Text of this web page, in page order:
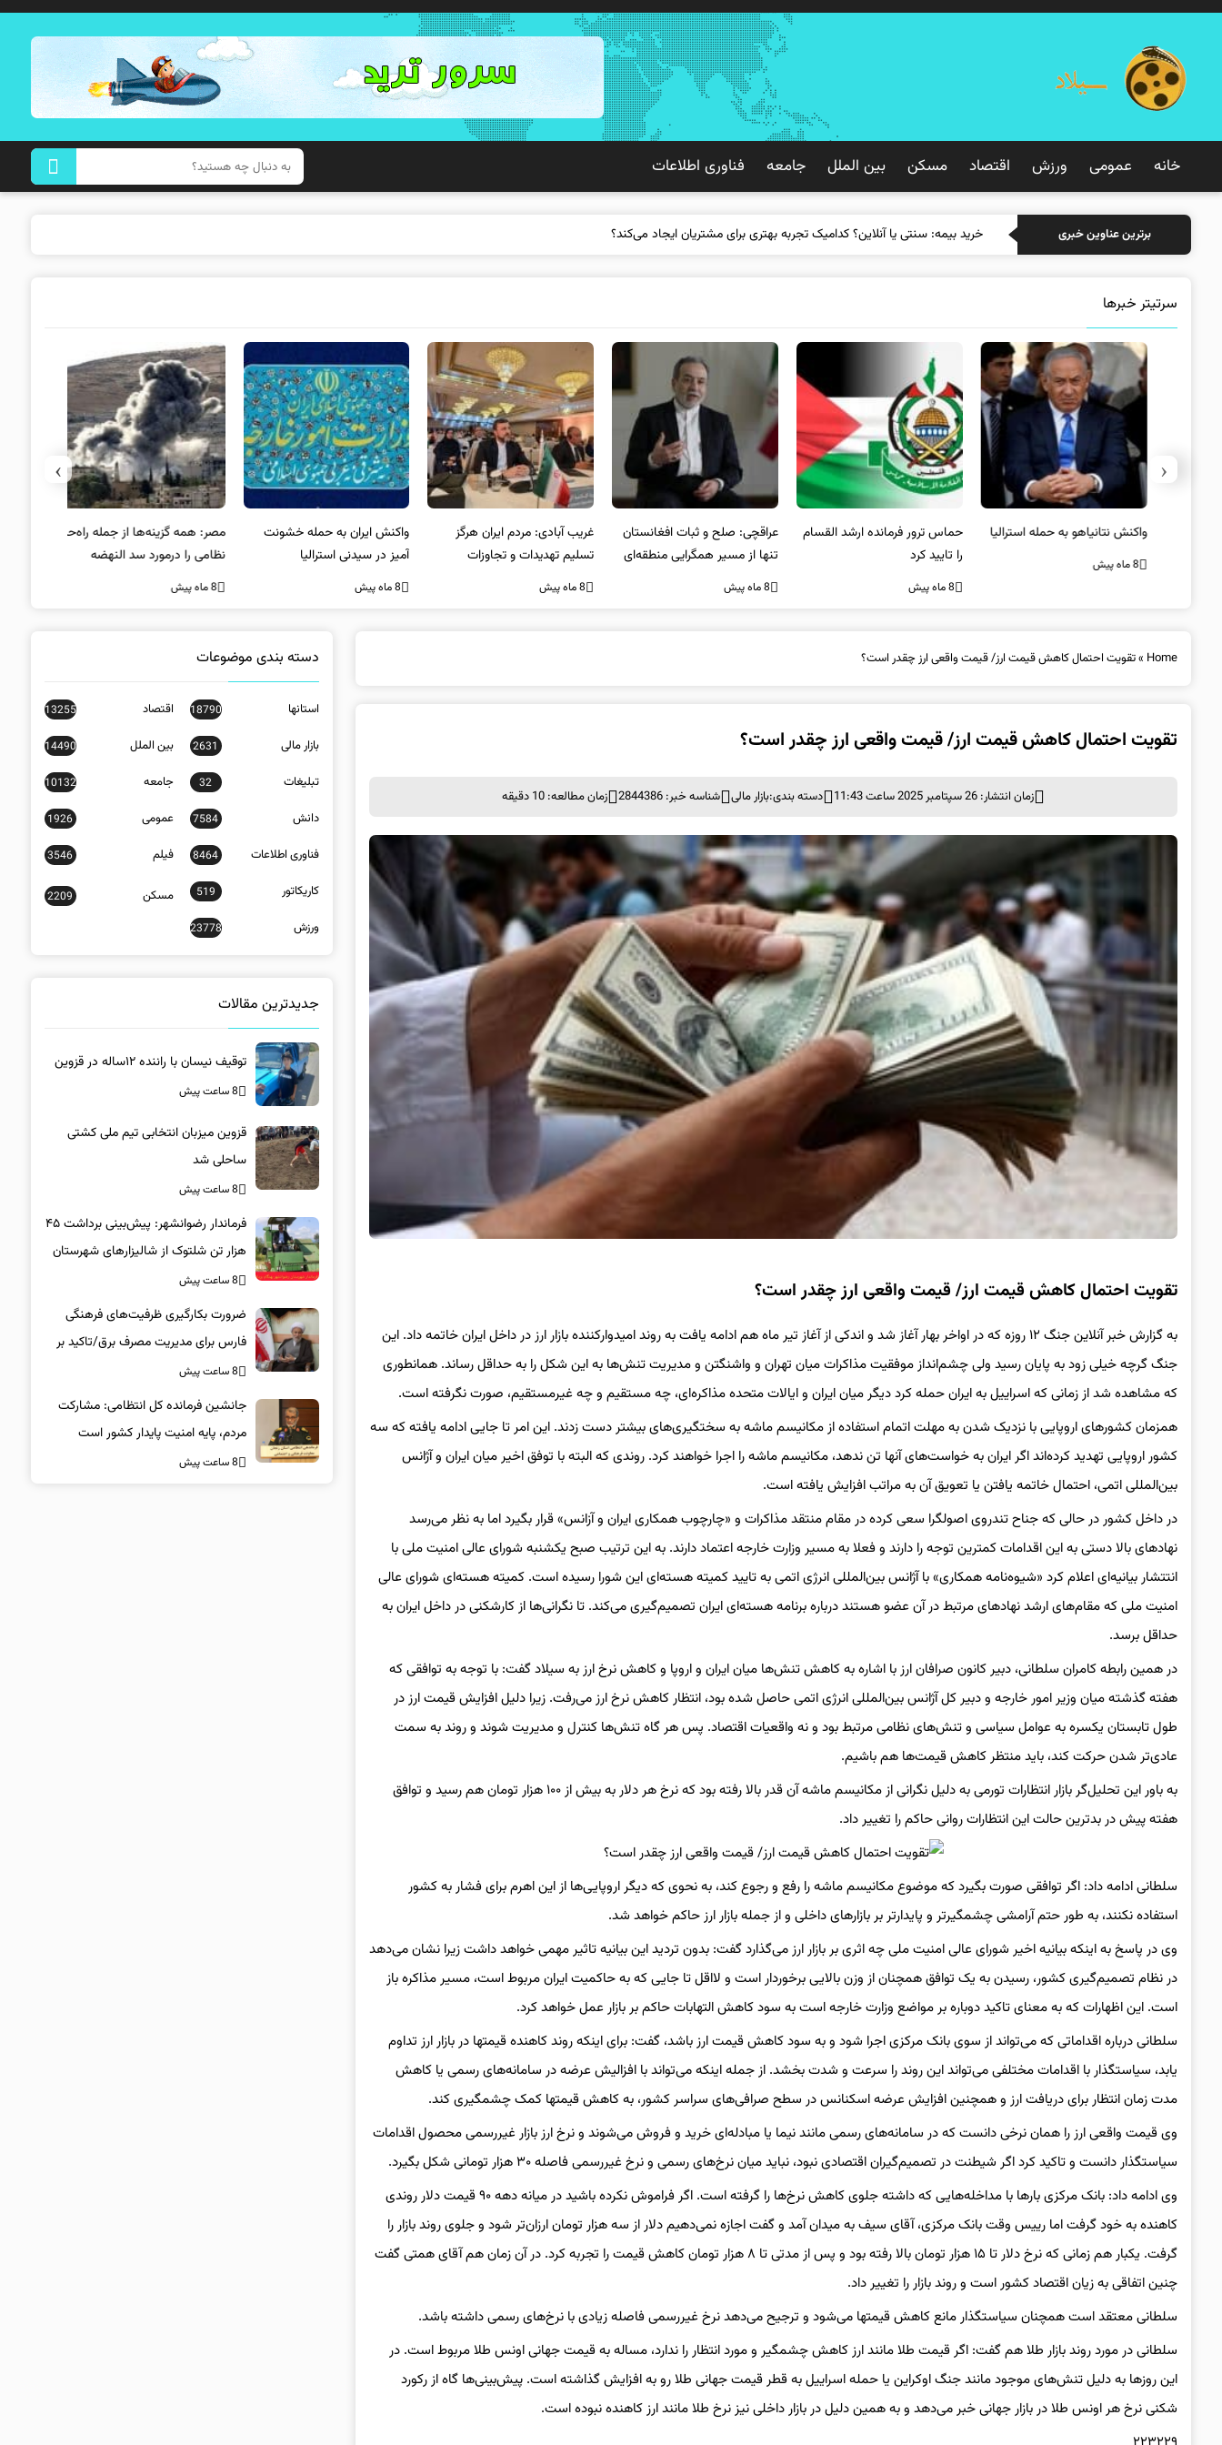
خانه عمومی ورزش اقتصاد مسکن بین الملل جامعه فناوری اطلاعات
برترین عناوین خبری خرید بیمه:
سرتیتر خبرها
واکنش نتانیاهو به حمله استرالیا
8 ماه پیش
حماس ترور فرمانده ارشد القسام
را تایید کرد
8 ماه پیش
عراقچی: صلح و ثبات افغانستان
تنها از مسیر همگرایی منطقه‌ای
محقق می‌شود
8 ماه پیش
غریب آبادی: مردم ایران هرگز
تسلیم تهدیدات و تجاوزات
نخواهند شد و متحد و منسجم
8 ماه پیش
واکنش ایران به حمله خشونت
آمیز در سیدنی استرالیا
8 ماه پیش
مصر: همه گزینه‌ها از جمله راه‌حل
نظامی را درمورد سد النهضه
بررسی می‌کنیم
8 ماه پیش
‹
›
Home
»تقویت احتمال کاهش قیمت ارز/ قیمت واقعی ارز چقدر است؟
تقویت احتمال کاهش قیمت ارز/ قیمت واقعی ارز چقدر است؟
زمان انتشار: 26 سپتامبر 2025 ساعت 11:43 دسته بندی:بازار مالی شناسه خبر: 2844386 زمان مطالعه: 10 دقیقه
تقویت احتمال کاهش قیمت ارز/ قیمت واقعی ارز چقدر است؟
به گزارش خبر آنلاین جنگ ۱۲ روزه که در اواخر بهار آغاز شد و اندکی از آغاز تیر ماه هم ادامه یافت به روند امیدوارکننده بازار ارز در داخل ایران خاتمه داد. این
جنگ گرچه خیلی زود به پایان رسید ولی چشم‌انداز موفقیت مذاکرات میان تهران و واشنگتن و مدیریت تنش‌ها به این شکل را به حداقل رساند. همانطوری
که مشاهده شد از زمانی که اسراییل به ایران حمله کرد دیگر میان ایران و ایالات متحده مذاکره‌ای، چه مستقیم و چه غیرمستقیم، صورت نگرفته است.
همزمان کشورهای اروپایی با نزدیک شدن به مهلت اتمام استفاده از مکانیسم ماشه به سختگیری‌های بیشتر دست زدند. این امر تا جایی ادامه یافته که سه
کشور اروپایی تهدید کرده‌اند اگر ایران به خواست‌های آنها تن ندهد، مکانیسم ماشه را اجرا خواهند کرد. روندی که البته با توفق اخیر میان ایران و آژانس
بین‌المللی اتمی، احتمال خاتمه‌ یافتن یا تعویق آن به مراتب افزایش یافته است.
در داخل کشور در حالی که جناح تندروی اصولگرا سعی کرده در مقام منتقد مذاکرات و «چارچوب همکاری ایران و آزانس» قرار بگیرد اما به نظر می‌رسد
نهادهای بالا دستی به این اقدامات کمترین توجه را دارند و فعلا به مسیر وزارت خارجه اعتماد دارند. به این ترتیب صبح یکشنبه شورای عالی امنیت ملی با
انتتشار بیانیه‌ای اعلام کرد «شیوه‌نامه همکاری» با آژانس بین‌المللی انرژی اتمی به تایید کمیته هسته‌ای این شورا رسیده است. کمیته هسته‌ای شورای عالی
امنیت ملی که مقام‌های ارشد نهادهای مرتبط در آن عضو هستند درباره برنامه هسته‌ای ایران تصمیم‌گیری می‌کند. تا نگرانی‌ها از کارشکنی در داخل ایران به
حداقل برسد.
در همین رابطه کامران سلطانی، دبیر کانون صرافان ارز با اشاره به کاهش تنش‌ها میان ایران و اروپا و کاهش نرخ ارز به سیلاد گفت: با توجه به توافقی که
هفته گذشته میان وزیر امور خارجه و دبیر کل آژانس بین‌المللی انرژی اتمی حاصل شده بود، انتظار کاهش نرخ ارز می‌رفت. زیرا دلیل افزایش قیمت ارز در
طول تابستان یکسره به عوامل سیاسی و تنش‌های نظامی مرتبط بود و نه واقعیات اقتصاد. پس هر گاه تنش‌ها کنترل و مدیریت شوند و روند به سمت
عادی‌تر شدن حرکت کند، باید منتظر کاهش قیمت‌ها هم باشیم.
به باور این تحلیل‌گر بازار انتظارات تورمی به دلیل نگرانی از مکانیسم ماشه آن قدر بالا رفته بود که نرخ هر دلار به بیش از ۱۰۰ هزار تومان هم رسید و توافق
هفته پیش در بدترین حالت این انتظارات روانی حاکم را تغییر داد.
سلطانی ادامه داد: اگر توافقی صورت بگیرد که موضوع مکانیسم ماشه را رفع و رجوع کند، به نحوی که دیگر اروپایی‌ها از این اهرم برای فشار به کشور
استفاده نکنند، به طور حتم آرامشی چشمگیرتر و پایدارتر بر بازارهای داخلی و از جمله بازار ارز حاکم خواهد شد.
وی در پاسخ به اینکه بیانیه اخیر شورای عالی امنیت ملی چه اثری بر بازار ارز می‌گذارد گفت: بدون تردید این بیانیه تاثیر مهمی خواهد داشت زیرا نشان می‌دهد
در نظام تصمیم‌گیری کشور، رسیدن به یک توافق همچنان از وزن بالایی برخوردار است و لااقل تا جایی که به حاکمیت ایران مربوط است، مسیر مذاکره باز
است. این اظهارات که به معنای تاکید دوباره بر مواضع وزارت خارجه است به سود کاهش التهابات حاکم بر بازار عمل خواهد کرد.
سلطانی درباره اقداماتی که می‌تواند از سوی بانک مرکزی اجرا شود و به سود کاهش قیمت ارز باشد، گفت: برای اینکه روند کاهنده قیمتها در بازار ارز تداوم
یابد، سیاستگذار با اقدامات مختلفی می‌تواند این روند را سرعت و شدت بخشد. از جمله اینکه می‌تواند با افزالیش عرضه در سامانه‌های رسمی یا کاهش
مدت زمان انتظار برای دریافت ارز و همچنین افزایش عرضه اسکنانس در سطح صرافی‌های سراسر کشور، به کاهش قیمتها کمک چشمگیری کند.
وی قیمت واقعی ارز را همان نرخی دانست که در سامانه‌های رسمی مانند نیما یا مبادله‌ای خرید و فروش می‌شوند و نرخ ارز بازار غیررسمی محصول اقدامات
سیاستگذار دانست و تاکید کرد اگر شیطنت در تصمیم‌گیران اقتصادی نبود، نباید میان نرخ‌های رسمی و نرخ غیررسمی فاصله ۳۰ هزار تومانی شکل بگیرد.
وی ادامه داد: بانک مرکزی بارها با مداخله‌هایی که داشته جلوی کاهش نرخ‌ها را گرفته است. اگر فراموش نکرده باشید در میانه دهه ۹۰ قیمت دلار روندی
کاهنده به خود گرفت اما رییس وقت بانک مرکزی، آقای سیف به میدان آمد و گفت اجازه نمی‌دهیم دلار از سه هزار تومان ارزان‌تر شود و جلوی روند بازار را
گرفت. یکبار هم زمانی که نرخ دلار تا ۱۵ هزار تومان بالا رفته بود و پس از مدتی تا ۸ هزار تومان کاهش قیمت را تجربه کرد. در آن زمان هم آقای همتی گفت
چنین اتفاقی به زیان اقتصاد کشور است و روند بازار را تغییر داد.
سلطانی معتقد است همچنان سیاستگذار مانع کاهش قیمتها می‌شود و ترجیح می‌دهد نرخ غیررسمی فاصله زیادی با نرخ‌های رسمی داشته باشد.
سلطانی در مورد روند بازار طلا هم گفت: اگر قیمت طلا مانند ارز کاهش چشمگیر و مورد انتظار را ندارد، مساله به قیمت جهانی اونس طلا مربوط است. در
این روزها به دلیل تنش‌های موجود مانند جنگ اوکراین یا حمله اسراییل به قطر قیمت جهانی طلا رو به افزایش گذاشته است. پیش‌بینی‌ها گاه از رکورد
شکنی نرخ هر اونس طلا در بازار جهانی خبر می‌دهد و به همین دلیل در بازار داخلی نیز نرخ طلا مانند ارز کاهنده نبوده است.
دسته بندی موضوعات
استانها 18790 اقتصاد 13255
بازار مالی 2631 بین الملل 14490
تبلیغات 32 جامعه 10132
دانش 7584 عمومی 1926
فناوری اطلاعات 8464 فیلم 3546
کاریکاتور 519 مسکن 2209
ورزش 23778
جدیدترین مقالات
توقیف نیسان با راننده ۱۲ساله در قزوین
8 ساعت پیش
قزوین میزبان انتخابی تیم ملی کشتی
ساحلی شد
8 ساعت پیش
فرماندار رضوانشهر: پیش‌بینی برداشت ۴۵
هزار تن شلتوک از شالیزارهای شهرستان
8 ساعت پیش
ضرورت بکارگیری ظرفیت‌های فرهنگی
فارس برای مدیریت مصرف برق/تاکید بر
همراهی همگانی در پویش ۲۵ درجه
8 ساعت پیش
جانشین فرمانده کل انتظامی: مشارکت
مردم، پایه امنیت پایدار کشور است
8 ساعت پیش